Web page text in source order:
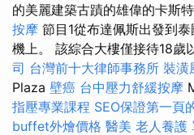
的美麗建築古蹟的雄偉的卡斯特
按摩 節目1從布達佩斯出發到
機上。 該綜合大樓僅接待18歲
司 台灣前十大律師事務所 裝潢
Plaza 壁癌 台中壓力舒緩按摩
指壓專業課程 SEO保證第一頁
buffet外燴價格 醫美 老人養護